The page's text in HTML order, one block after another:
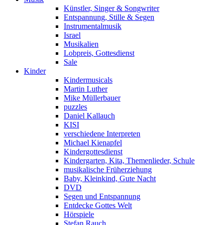
Künstler, Singer & Songwriter
Entspannung, Stille & Segen
Instrumentalmusik
Israel
Musikalien
Lobpreis, Gottesdienst
Sale
Kinder
Kindermusicals
Martin Luther
Mike Müllerbauer
puzzles
Daniel Kallauch
KISI
verschiedene Interpreten
Michael Kienapfel
Kindergottesdienst
Kindergarten, Kita, Themenlieder, Schule
musikalische Früherziehung
Baby, Kleinkind, Gute Nacht
DVD
Segen und Entspannung
Entdecke Gottes Welt
Hörspiele
Stefan Rauch